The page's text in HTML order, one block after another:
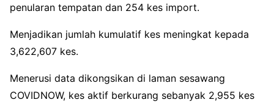
penularan tempatan dan 254 kes import.
Menjadikan jumlah kumulatif kes meningkat kepada
3,622,607 kes.
Menerusi data dikongsikan di laman sesawang
COVIDNOW, kes aktif berkurang sebanyak 2,955 kes